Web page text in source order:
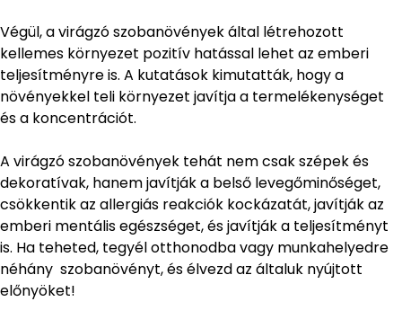
Végül, a virágzó szobanövények által létrehozott
kellemes környezet pozitív hatással lehet az emberi
teljesítményre is. A kutatások kimutatták, hogy a
növényekkel teli környezet javítja a termelékenységet
és a koncentrációt.
A virágzó szobanövények tehát nem csak szépek és
dekoratívak, hanem javítják a belső levegőminőséget,
csökkentik az allergiás reakciók kockázatát, javítják az
emberi mentális egészséget, és javítják a teljesítményt
is. Ha teheted, tegyél otthonodba vagy munkahelyedre
néhány szobanövényt, és élvezd az általuk nyújtott
előnyöket!